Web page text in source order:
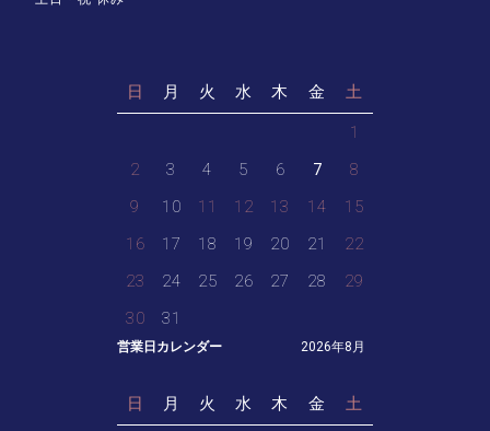
営業日カレンダー 2026年8月
日 月 火 水 木 金 土
1
2
3 4 5 6 7
8
9
10 11 12 13 14
15
16
17 18 19 20 21
22
23
24 25 26 27 28
29
30
31
日 月 火 水 木 金 土